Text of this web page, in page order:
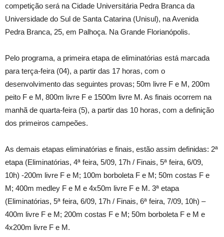
competição será na Cidade Universitária Pedra Branca da
Universidade do Sul de Santa Catarina (Unisul), na Avenida
Pedra Branca, 25, em Palhoça. Na Grande Florianópolis.
Pelo programa, a primeira etapa de eliminatórias está marcada
para terça-feira (04), a partir das 17 horas, com o
desenvolvimento das seguintes provas; 50m livre F e M, 200m
peito F e M, 800m livre F e 1500m livre M. As finais ocorrem na
manhã de quarta-feira (5), a partir das 10 horas, com a definição
dos primeiros campeões.
As demais etapas eliminatórias e finais, estão assim definidas: 2ª
etapa (Eliminatórias, 4ª feira, 5/09, 17h / Finais, 5ª feira, 6/09,
10h) -200m livre F e M; 100m borboleta F e M; 50m costas F e
M; 400m medley F e M e 4x50m livre F e M. 3ª etapa
(Eliminatórias, 5ª feira, 6/09, 17h / Finais, 6ª feira, 7/09, 10h) –
400m livre F e M; 200m costas F e M; 50m borboleta F e M e
4x200m livre F e M.